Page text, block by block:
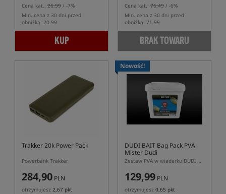
Cena kat.: 26,99 / -7%
Min. cena z 30 dni przed
obniżką: 20.99
KUP
Cena kat.: 76,49 / -6%
Min. cena z 30 dni przed
obniżką: 71.99
BRAK TOWARU
Trakker 20k Power Pack
Powerbank Trakker
284,90 PLN
otrzymujesz 2,67 pkt
Nowość!
DUDI BAIT Bag Pack PVA
Mister Dudi
Zestaw PVA w wiaderku DUDI BAIT Mister Dudi Pack z zanętą i atraktorem
129,99 PLN
otrzymujesz 0,65 pkt